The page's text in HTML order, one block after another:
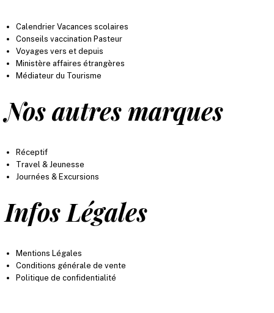
Calendrier Vacances scolaires
Conseils vaccination Pasteur
Voyages vers et depuis
Ministère affaires étrangères
Médiateur du Tourisme
Nos autres marques
Réceptif
Travel & Jeunesse
Journées & Excursions
Infos Légales
Mentions Légales
Conditions générale de vente
Politique de confidentialité